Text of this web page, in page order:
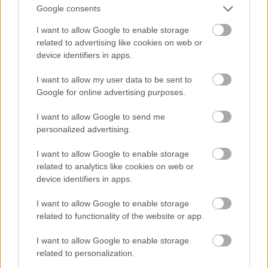
Google consents
I want to allow Google to enable storage
related to advertising like cookies on web or
device identifiers in apps.
I want to allow my user data to be sent to
Google for online advertising purposes.
I want to allow Google to send me
personalized advertising.
I want to allow Google to enable storage
related to analytics like cookies on web or
device identifiers in apps.
I want to allow Google to enable storage
related to functionality of the website or app.
I want to allow Google to enable storage
related to personalization.
abban, hogy a viták kevesebb energiát fordítsanak a
komplexitás megsiratására, és többet a stabilitás
újraépítésének konkrét vektoraira.
Alkalmazási területek
diagnosztikai struktúrát adni, ahol komplex adaptív
rendszerek viselkedését kell vizsgálni.
Terület
Tipikus S-I-C-T-kérdés
Szervezetek és
vállalatok
A belső struktúra és a kultúra
(kohézió) lépést tart-e a stratégiai
változás (transzformáció) és az
adatáradat (információ) ütemével?
ökoszisztémák
A kormányzási protokollok és a
humán-AI bizalmi felület együtt
fejlődik-e az ágensképességek és a